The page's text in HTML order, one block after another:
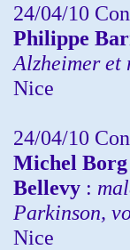
24/04/10
Philippe
Alzheimer et
Nice
24/04/10
Michel Borg
Bellevy :
Parkinson,
Nice